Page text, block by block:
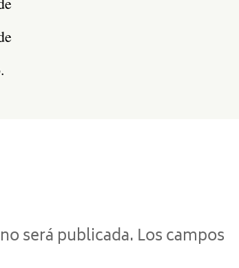
será publicada. Los campos